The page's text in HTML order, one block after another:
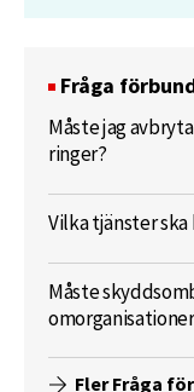
Fråga
Måste jag
ringer?
Vilka tjänster
Måste
Fler Fråga